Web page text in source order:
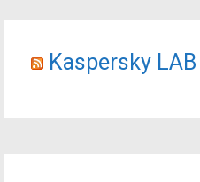
Kaspersky LAB